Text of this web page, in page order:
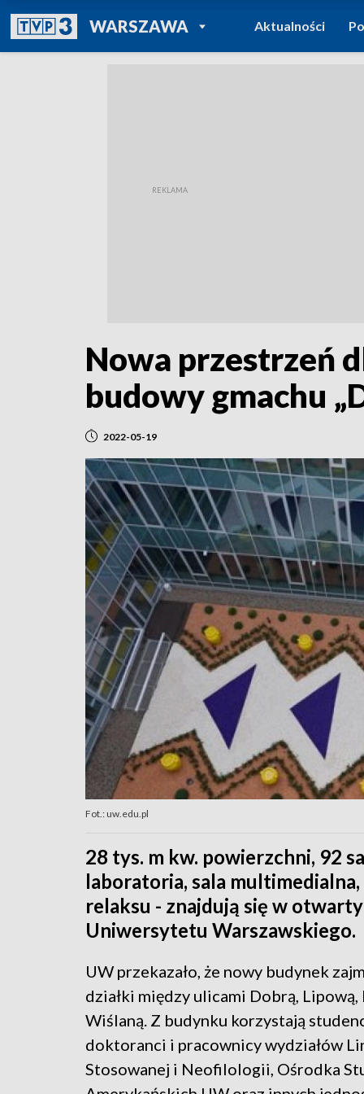
WARSZAWAPOWRÓT DO
TVP REGIONY
Aktualności
Nowa przestrzeń
budowy gmachu
2022-05-19
Fot.: uw.edu.pl
28 tys. m kw. powierzchni, 92
laboratoria, sala
relaksu - znajdują się w
Uniwersytetu Warszawskiego.
UW przekazało, że nowy budynek
działki między ulicami Dobrą,
Wiślaną. Z budynku korzystają
doktoranci i pracownicy wydziałów
Stosowanej i Neofilologii, Ośrodka